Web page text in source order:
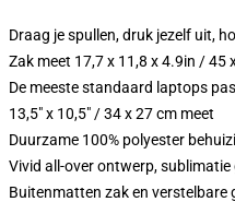
Draag je spullen, druk jezelf uit,
Zak meet 17,7 x 11,8 x 4.9in / 45
De meeste standaard laptops
13,5" x 10,5" / 34 x 27 cm meet
Duurzame 100% polyester
Vivid all-over ontwerp,
Buitenmatten zak en verstelbare